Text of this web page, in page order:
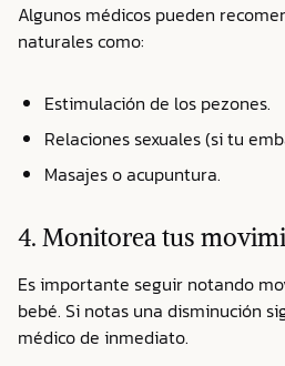
Algunos médicos pueden
naturales como:
Estimulación de los pezones.
Relaciones sexuales (si tu
Masajes o acupuntura.
4. Monitorea tus
Es importante seguir notando
bebé. Si notas una disminución
médico de inmediato.